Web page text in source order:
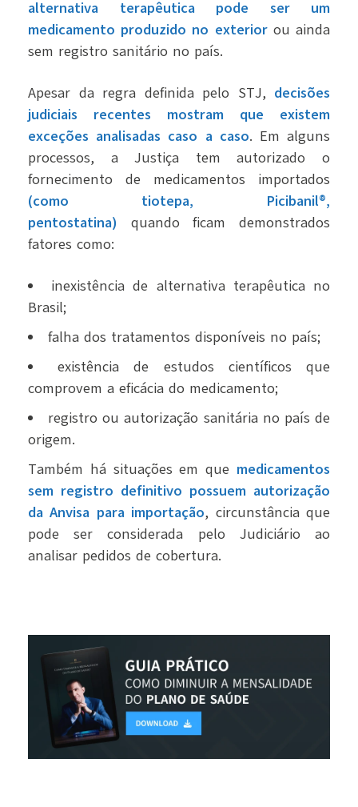
alternativa terapêutica pode ser um
medicamento produzido no exteriorou ainda
sem registro sanitário no país.
Apesar da regra definida pelo STJ, decisões
judiciais recentes mostram que existem
exceções analisadas caso a caso. Em alguns
processos, a Justiça tem autorizado o
fornecimento de medicamentos importados
(como tiotepa, Picibanil®,
pentostatina) quando ficam demonstrados
fatores como:
inexistência de alternativa terapêutica no
Brasil;
falha dos tratamentos disponíveis no país;
existência de estudos científicos que
comprovem a eficácia do medicamento;
registro ou autorização sanitária no país de
origem.
Também há situações em que medicamentos
sem registro definitivo possuem autorização
da Anvisa para importação, circunstância que
pode ser considerada pelo Judiciário ao
analisar pedidos de cobertura.